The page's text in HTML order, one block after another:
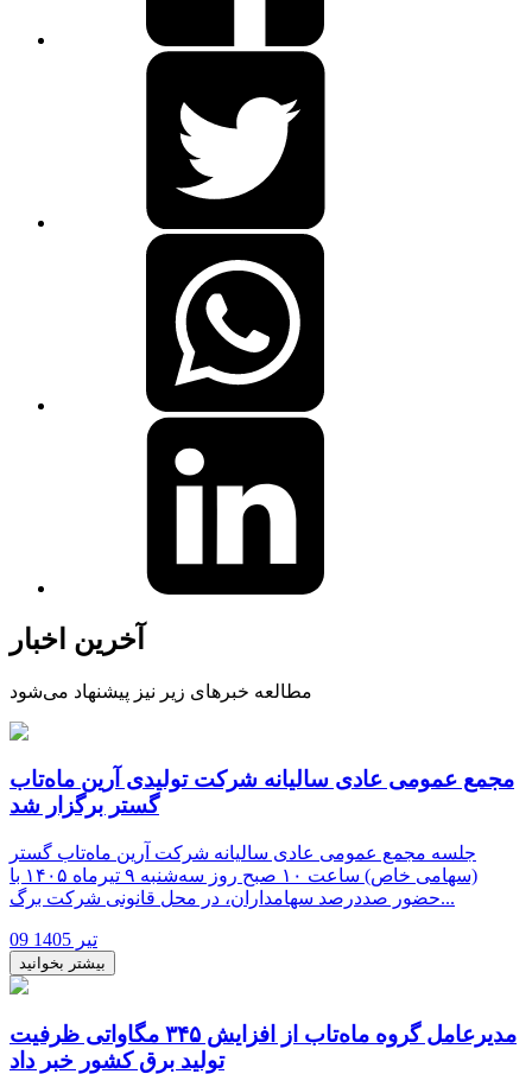
آخرین اخبار
مطالعه خبرهای زیر نیز پیشنهاد می‌شود
مجمع عمومی عادی سالیانه شرکت تولیدی آرین ماه‌تاب
گستر برگزار شد
جلسه مجمع عمومی عادی سالیانه شرکت آرین ماه‌تاب گستر
(سهامی خاص) ساعت ۱۰ صبح روز سه‌شنبه ۹ تیرماه ۱۴۰۵ با
حضور صددرصد سهامداران، در محل قانونی شرکت برگ...
09 تیر 1405
بیشتر بخوانید
مدیرعامل گروه ماه‌تاب از افزایش ۳۴۵ مگاواتی ظرفیت
تولید برق کشور خبر داد